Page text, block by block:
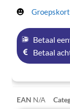
Betaal
Betaal
EAN N/A